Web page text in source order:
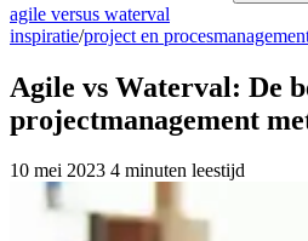
agile versus waterval
inspiratie/project en
Agile vs Waterval: De
projectmanagement
10 mei 2023 4 minuten leestijd